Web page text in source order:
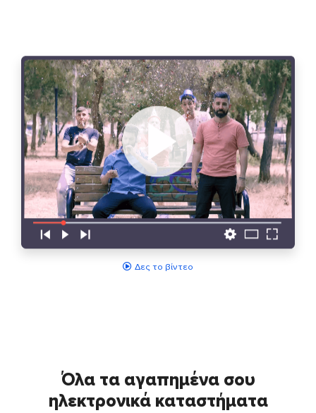
Δες το βίντεο
Όλα τα αγαπημένα σου
ηλεκτρονικά καταστήματα